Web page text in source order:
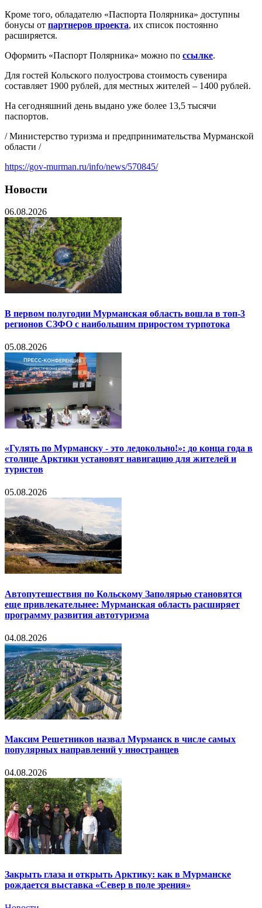
Кроме того, обладателю «Паспорта Полярника» доступны
бонусы от партнеров проекта, их список постоянно
расширяется.
Оформить «Паспорт Полярника» можно по ссылке.
Для гостей Кольского полуострова стоимость сувенира
составляет 1900 рублей, для местных жителей – 1400 рублей.
На сегодняшний день выдано уже более 13,5 тысячи
паспортов.
/ Министерство туризма и предпринимательства Мурманской
области /
https://gov-murman.ru/info/news/570845/
Новости
06.08.2026
В первом полугодии Мурманская область вошла в топ-3
регионов СЗФО с наибольшим приростом турпотока
05.08.2026
«Гулять по Мурманску - это ледокольно!»: до конца года в
столице Арктики установят навигацию для жителей и
туристов
05.08.2026
Автопутешествия по Кольскому Заполярью становятся
еще привлекательнее: Мурманская область расширяет
программу развития автотуризма
04.08.2026
Максим Решетников назвал Мурманск в числе самых
популярных направлений у иностранцев
04.08.2026
Закрыть глаза и открыть Арктику: как в Мурманске
рождается выставка «Север в поле зрения»